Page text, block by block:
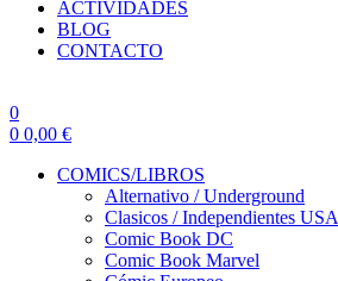
ACTIVIDADES
BLOG
CONTACTO
0
0 0,00 €
COMICS/LIBROS
Alternativo / Underground
Clasicos / Independientes USA
Comic Book DC
Comic Book Marvel